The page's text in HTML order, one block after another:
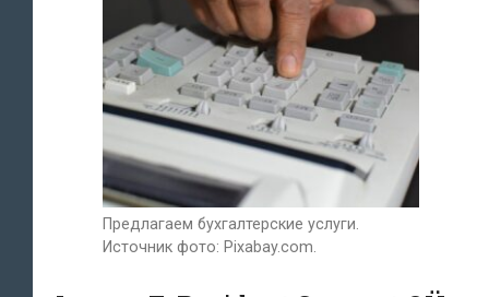
Предлагаем бухгалтерские услуги.
Источник фото: Pixabay.com.